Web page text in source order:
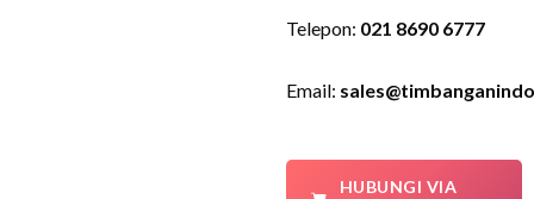
Telepon: 021 8690 6777
Email:
HUBUNGI VIA